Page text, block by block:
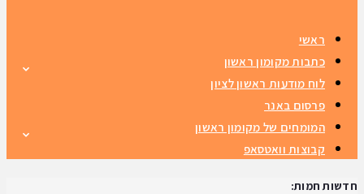
ראשי
כתבות מקומון ראשון
לוח מודעות ראשון לציון
פרסום באנר
המומחים של מקומון ראשון
קבוצות וואטסאפ
חדשות חמות: